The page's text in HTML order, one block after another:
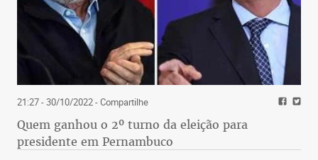
21:27 - 30/10/2022- Compartilhe
Quem ganhou o 2º turno da eleição para
presidente em Pernambuco